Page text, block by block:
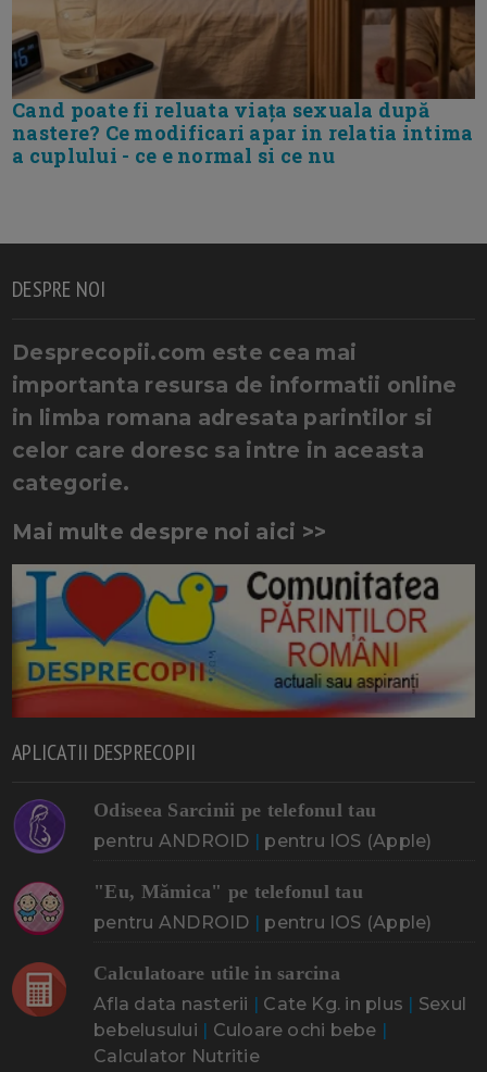
Cand poate fi reluata viața sexuala după
nastere? Ce modificari apar in relatia intima
a cuplului - ce e normal si ce nu
DESPRE NOI
Desprecopii.com este cea mai
importanta resursa de informatii online
in limba romana adresata parintilor si
celor care doresc sa intre in aceasta
categorie.
Mai multe despre noi aici >>
APLICATII DESPRECOPII
Odiseea Sarcinii pe telefonul tau
pentru ANDROID | pentru IOS (Apple)
"Eu, Mămica" pe telefonul tau
pentru ANDROID | pentru IOS (Apple)
Calculatoare utile in sarcina
Afla data nasterii | Cate Kg. in plus | Sexul
bebelusului | Culoare ochi bebe |
Calculator Nutritie